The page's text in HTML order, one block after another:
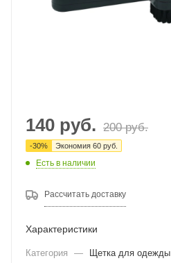
140 руб. 200руб.
-30% Экономия 60 руб.
Есть в наличии
Рассчитать доставку
Характеристики
Категория —
Щетка для одежды